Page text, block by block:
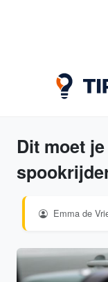
Dit moet
Emma de